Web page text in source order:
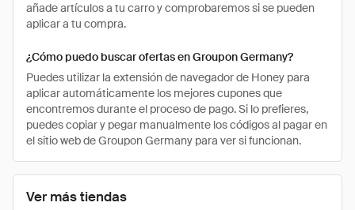
Ver más tiendas
añade artículos a tu carro y comprobaremos si se pueden
aplicar a tu compra.
¿Cómo puedo buscar ofertas en Groupon Germany?
Puedes utilizar la extensión de navegador de Honey para
aplicar automáticamente los mejores cupones que
encontremos durante el proceso de pago. Si lo prefieres,
puedes copiar y pegar manualmente los códigos al pagar en
el sitio web de Groupon Germany para ver si funcionan.